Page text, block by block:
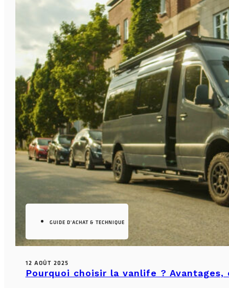
GUIDE D'ACHAT & TECHNIQUE
12 AOÛT 2025
Pourquoi choisir la vanlife ?